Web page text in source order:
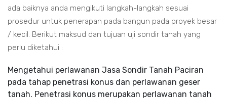
ada baiknya anda mengikuti langkah-langkah sesuai
prosedur untuk penerapan pada bangun pada proyek besar
/ kecil. Berikut maksud dan tujuan uji sondir tanah yang
perlu diketahui :
Mengetahui perlawanan Jasa Sondir Tanah Paciran
pada tahap penetrasi konus dan perlawanan geser
tanah. Penetrasi konus merupakan perlawanan tanah